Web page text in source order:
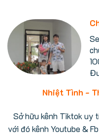
Nhiệt Tình -
Sở hữu kênh Tiktok uy
với đó kênh Youtube &